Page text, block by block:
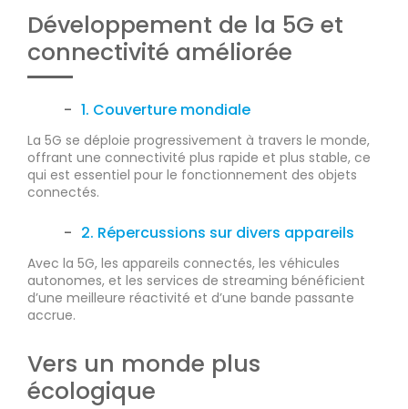
Développement de la 5G et
connectivité améliorée
1. Couverture mondiale
La 5G se déploie progressivement à travers le monde,
offrant une connectivité plus rapide et plus stable, ce
qui est essentiel pour le fonctionnement des objets
connectés.
2. Répercussions sur divers appareils
Avec la 5G, les appareils connectés, les véhicules
autonomes, et les services de streaming bénéficient
d’une meilleure réactivité et d’une bande passante
accrue.
Vers un monde plus
écologique